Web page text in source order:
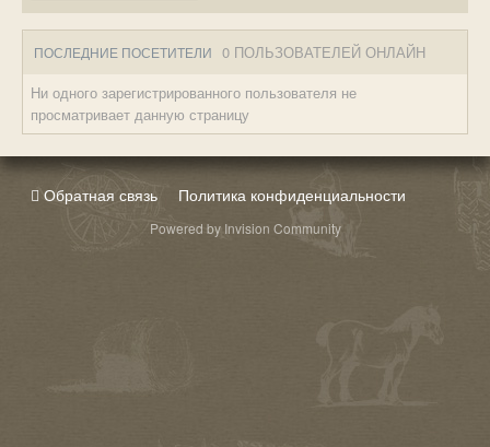
ПОСЛЕДНИЕ ПОСЕТИТЕЛИ 0 ПОЛЬЗОВАТЕЛЕЙ ОНЛАЙН
Ни одного зарегистрированного пользователя не
просматривает данную страницу
Обратная связь Политика конфиденциальности
Powered by Invision Community